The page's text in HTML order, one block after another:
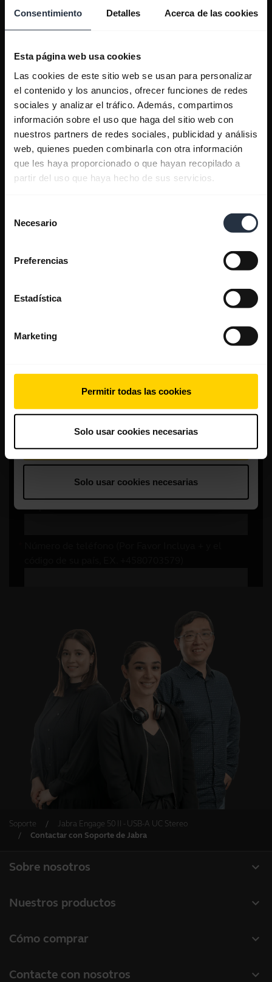
Consentimiento Detalles Acerca de las cookies
Esta página web usa cookies
Las cookies de este sitio web se usan para personalizar
el contenido y los anuncios, ofrecer funciones de redes
sociales y analizar el tráfico. Además, compartimos
información sobre el uso que haga del sitio web con
nuestros partners de redes sociales, publicidad y análisis
web, quienes pueden combinarla con otra información
que les haya proporcionado o que hayan recopilado a
partir del uso que haya hecho de sus servicios.
Necesario
Preferencias
Estadística
Marketing
Permitir todas las cookies
Solo usar cookies necesarias
Soporte
Jabra Engage 50 II - USB-A UC Stereo
Contactar con Soporte de Jabra
expand_more
Sobre nosotros
Sostenibilidad
expand_more
Nuestros productos
Cámaras de conferencia
expand_more
Cómo comprar
expand_more
Contacte con nosotros